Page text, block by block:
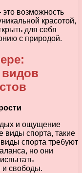
возможность
красотой,
для себя
с природой.
и ощущение
виды спорта, такие
спорта требуют
но они
и свободы.